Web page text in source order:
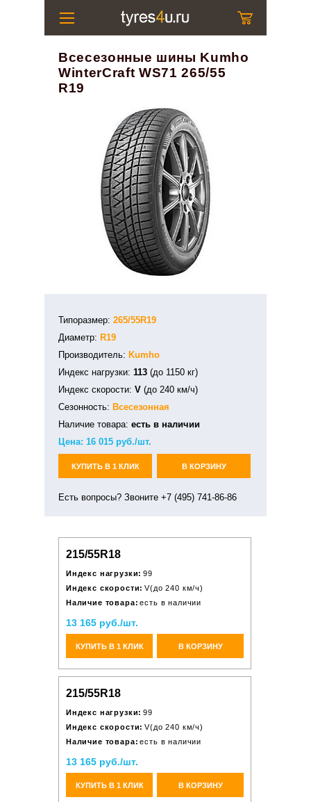
Всесезонные шины Kumho
WinterCraft WS71 265/55
R19
Типоразмер: 265/55R19
Диаметр: R19
Производитель: Kumho
Индекс нагрузки: 113 (до 1150 кг)
Индекс скорости: V (до 240 км/ч)
Сезонность: Всесезонная
Наличие товара: есть в наличии
Цена: 16 015 руб./шт.
КУПИТЬ В 1 КЛИК В КОРЗИНУ
Есть вопросы? Звоните +7 (495) 741-86-86
215/55R18
Индекс нагрузки: 99
Индекс скорости: V(до 240 км/ч)
Наличие товара: есть в наличии
13 165 руб./шт.
КУПИТЬ В 1 КЛИК В КОРЗИНУ
215/55R18
Индекс нагрузки: 99
Индекс скорости: V(до 240 км/ч)
Наличие товара: есть в наличии
13 165 руб./шт.
КУПИТЬ В 1 КЛИК В КОРЗИНУ